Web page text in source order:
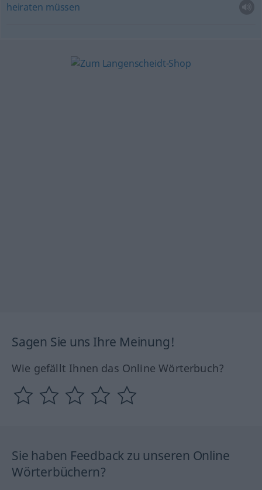
heiraten müssen
Sagen Sie uns Ihre Meinung!
Wie gefällt Ihnen das Online Wörterbuch?
Sie haben Feedback zu unseren Online
Wörterbüchern?